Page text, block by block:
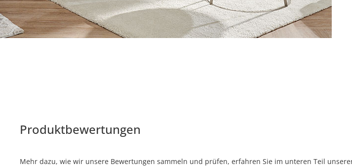
Produktbewertungen
Mehr dazu, wie wir unsere Bewertungen sammeln und prüfen, erfahren Sie im unteren Teil